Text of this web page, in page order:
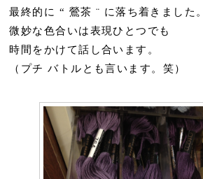
最終的に “ 鶯茶 ¨ に落ち着きました。
微妙な色合いは表現ひとつでも
時間をかけて話し合います。
（プチ バトルとも言います。笑）